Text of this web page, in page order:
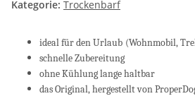
Kategorie: Trockenbarf
ideal für den Urlaub (Wohnmobil,
schnelle Zubereitung
ohne Kühlung lange haltbar
das Original, hergestellt von